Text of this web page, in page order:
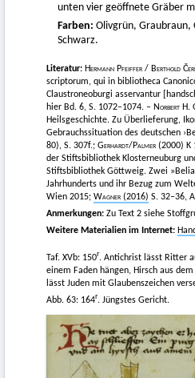
unten vier geöffnete Gräber
Farben: Olivgrün, Graubraun,
Schwarz.
Literatur: Hermann Pfeiffer / Berthold
scriptorum, qui in bibliotheca
Claustroneoburgi asservantur
hier Bd. 6, S. 1072–1074. – Norbert H.
Heilsgeschichte. Zu Überlieferung,
Gebrauchssituation des deutschen
80), S. 307f.; Gerhardt/ Palmer (2000) K
der Stiftsbibliothek Klosterneuburg
Stiftsbibliothek Göttweig. Zwei
Jahrhunderts und ihr Bezug zum
Wien 2015; Wagner (2016) S. 32–36,
Anmerkungen: Zu Text 2 siehe
Weitere Materialien im Internet:
Taf. XVb: 150r. Antichrist lässt Ritter
einem Faden hängen, Hirsch aus
lässt Juden mit Glaubenszeichen
Abb. 63: 164r. Jüngstes Gericht.